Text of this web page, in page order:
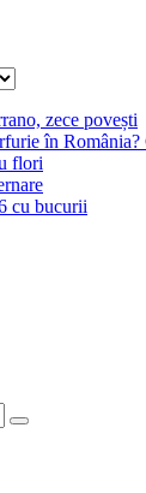
zece povești
în
flori
cu bucurii